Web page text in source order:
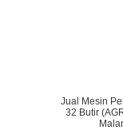
Jual Mesin
32 Butir